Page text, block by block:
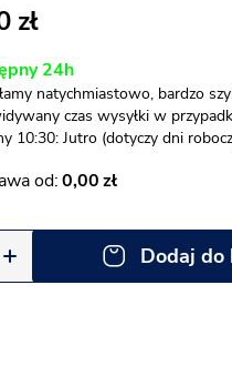
24h
natychmiastowo, bardzo
czas wysyłki w
10:30: Jutro (dotyczy dni
od:0,00
Dodaj do